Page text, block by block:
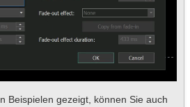
Beispielen gezeigt, können Sie auch